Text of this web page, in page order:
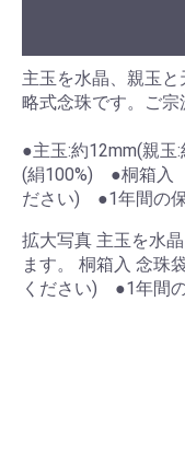
主玉を水晶、親玉
略式念珠です。ご
●主玉:約12mm(親
(絹100%) ●桐箱入
ださい) ●1年間の
拡大写真 主玉を水
ます。 桐箱入 念珠
ください) ●1年間